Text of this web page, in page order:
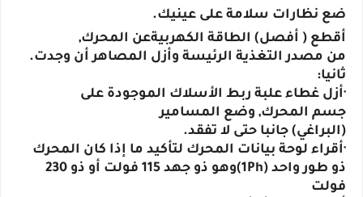
ضع نظارات سلامة على عينيك.
أقطع ( أفصل) الطاقة الكهربيةعن المحرك,
من مصدر التغذية الرئيسة وأزل المصاهر أن وجدت.
ثانيا:
·أزل غطاء علبة ربط الأسلاك الموجودة على
جسم المحرك, وضع المسامير
(البراغي) جانبا حتى لا تفقد.
·أقراء لوحة بيانات المحرك لتأكيد ما إذا كان المحرك
ذو طور واحد (1Ph)وهو ذو جهد 115 فولت أو ذو 230
فولت